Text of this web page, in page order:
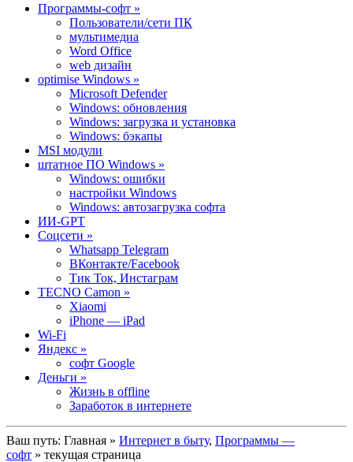
Программы-софт »
Пользователи/сети ПК
мультимедиа
Word Office
web дизайн
optimise Windows »
Microsoft Defender
Windows: обновления
Windows: загрузка и установка
Windows: бэкапы
MSI модули
штатное ПО Windows »
Windows: ошибки
настройки Windows
Windows: автозагрузка софта
ИИ-GPT
Cоцсети »
Whatsapp Telegram
ВКонтакте/Facebook
Тик Ток, Инстаграм
TECNO Camon »
Xiaomi
iPhone — iPad
Wi-Fi
Яндекс »
софт Google
Деньги »
Жизнь в offline
Заработок в интернете
Ваш путь: Главная » Интернет в быту, Программы —
софт » текущая страница